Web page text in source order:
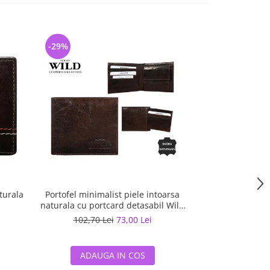
Portofel minimalist piele intoarsa
naturala cu portcard detasabil Wild
PORM202 Maron
102,70 Lei 73,00 Lei
-29%
ADAUGA IN COS